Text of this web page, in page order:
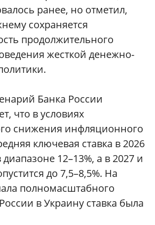
ранее, но отметил,
сохраняется
продолжительного
жесткой денежно-
Банка России
что в условиях
снижения инфляционного
ключевая ставка в 2026
диапазоне 12–13%, а в 2027 и
до 7,5–8,5%. На
полномасштабного
в Украину ставка была